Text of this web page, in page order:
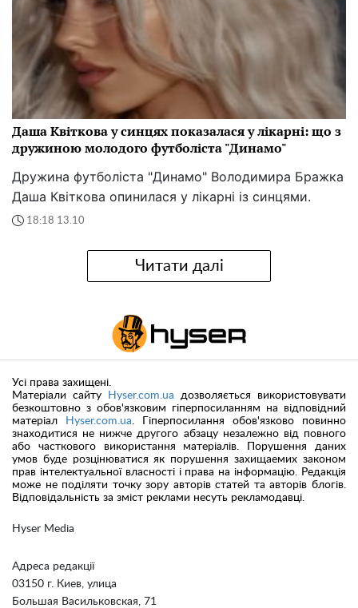
Даша Квіткова у синцях показалася у лікарні: що з
дружиною молодого футболіста "Динамо"
Дружина футболіста "Динамо" Володимира Бражка
Даша Квіткова опинилася у лікарні із синцями.
18:18 13.10
Читати далі
Hyser Media
Адреса редакції
03150 г. Киев, улица
Большая Васильковская, 71
Усі права захищені.
Матеріали сайту
Hyser.com.ua дозволяється використовувати
безкоштовно з обов'язковим гіперпосиланням на відповідний
матеріал
Hyser.com.ua. Гіперпосилання обов'язково повинно
знаходитися не нижче другого абзацу незалежно від повного
або часткового використання матеріалів. Порушення даних
умов буде розцінюватися як порушення захищаемих законом
прав інтелектуальної власності і права на інформацію. Редакція
може не поділяти точку зору авторів статей та авторів блогів.
Відповідальність за зміст реклами несуть рекламодавці.